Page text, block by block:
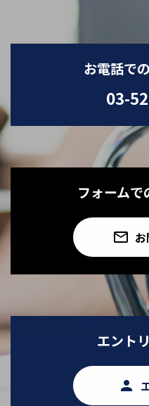
お電話で
03-
フォーム
email
エント
person